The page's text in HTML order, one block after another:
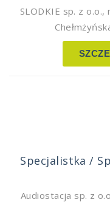
SLODKIE sp. z o.o.,
Specjalistka /
Audiostacja sp. z